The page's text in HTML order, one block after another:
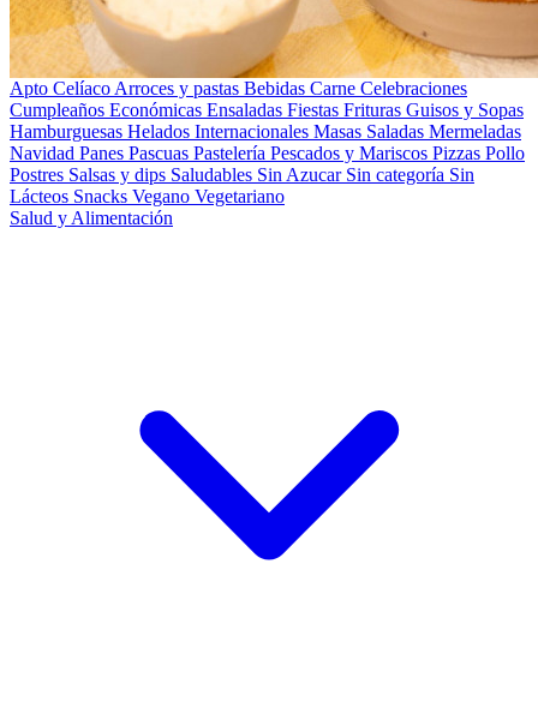
Apto Celíaco Arroces y pastas Bebidas Carne Celebraciones
Cumpleaños Económicas Ensaladas Fiestas Frituras Guisos y Sopas
Hamburguesas Helados Internacionales Masas Saladas Mermeladas
Navidad Panes Pascuas Pastelería Pescados y Mariscos Pizzas Pollo
Postres Salsas y dips Saludables Sin Azucar Sin categoría Sin
Lácteos Snacks Vegano Vegetariano
Salud y Alimentación